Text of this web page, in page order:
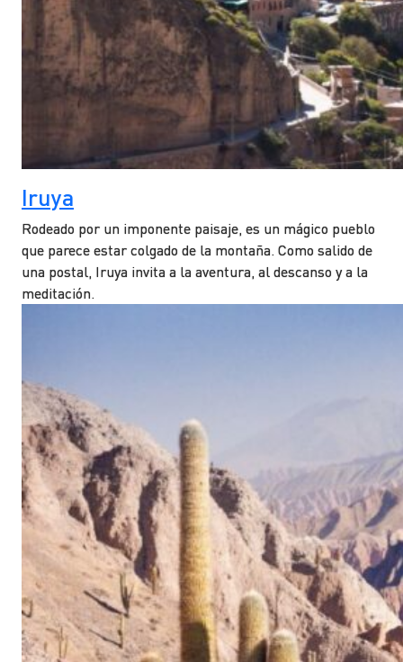
Iruya
Rodeado por un imponente paisaje, es un mágico pueblo
que parece estar colgado de la montaña. Como salido de
una postal, Iruya invita a la aventura, al descanso y a la
meditación.